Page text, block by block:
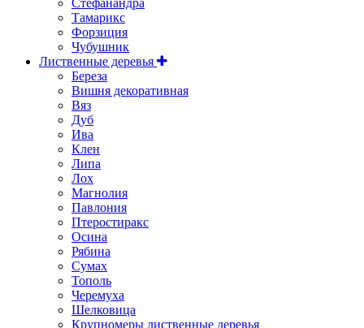
Тамарикс
Форзиция
Чубушник
Лиственные деревья
Береза
Вишня декоративная
Вяз
Дуб
Ива
Клен
Липа
Лох
Магнолия
Павлония
Птеростиракс
Осина
Рябина
Сумах
Тополь
Черемуха
Шелковица
Крупномеры лиственные деревья